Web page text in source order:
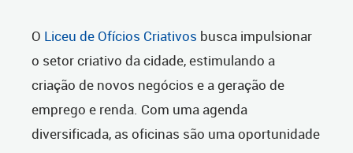
O Liceu de Ofícios Criativos busca impulsionar
o setor criativo da cidade, estimulando a
criação de novos negócios e a geração de
emprego e renda. Com uma agenda
diversificada, as oficinas são uma oportunidade